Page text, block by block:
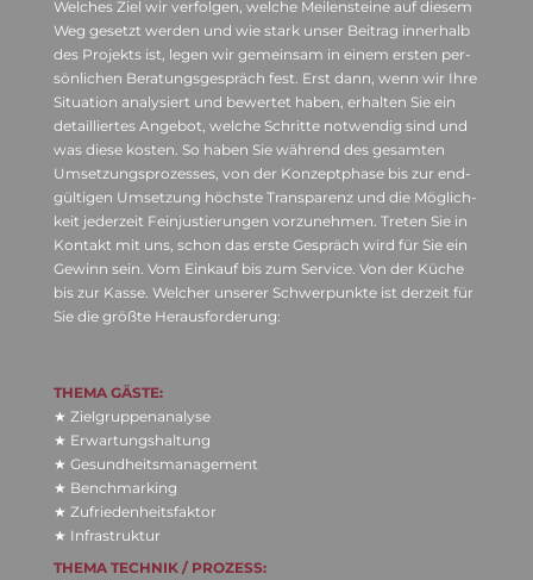
Wel­ches Ziel wir ver­fol­gen, wel­che Mei­len­steine auf die­sem
Weg gesetzt wer­den und wie stark unser Bei­trag inner­halb
des Pro­jekts ist, legen wir gemein­sam in einem ers­ten per­
sön­li­chen Bera­tungs­ge­spräch fest. Erst dann, wenn wir Ihre
Situa­tion ana­ly­siert und bewer­tet haben, erhal­ten Sie ein
detail­lier­tes Ange­bot, wel­che Schritte not­wen­dig sind und
was diese kos­ten. So haben Sie wäh­rend des gesam­ten
Umset­zungs­pro­zes­ses, von der Kon­zept­phase bis zur end­
gül­ti­gen Umset­zung höchste Trans­pa­renz und die Mög­lich­
keit jeder­zeit Fein­jus­tie­run­gen vor­zu­neh­men. Tre­ten Sie in
Kon­takt mit uns, schon das erste Gespräch wird für Sie ein
Gewinn sein. Vom Ein­kauf bis zum Ser­vice. Von der Küche
bis zur Kasse. Wel­cher unse­rer Schwer­punkte ist der­zeit für
Sie die größte Herausforderung:
THEMA GÄSTE:
★ Ziel­grup­pen­ana­lyse
★ Erwar­tungs­hal­tung
★ Gesund­heits­ma­nage­ment
★ Bench­mar­king
★ Zufrie­den­heits­fak­tor
★ Infrastruktur
THEMA TECH­NIK / PRO­ZESS: